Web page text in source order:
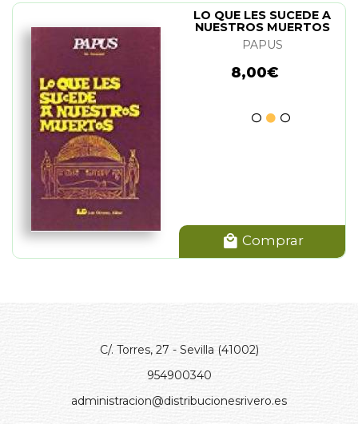
LO QUE LES SUCEDE A
NUESTROS MUERTOS
PAPUS
8,00€
Comprar
C/. Torres, 27 - Sevilla (41002)
954900340
administracion@distribucionesrivero.es